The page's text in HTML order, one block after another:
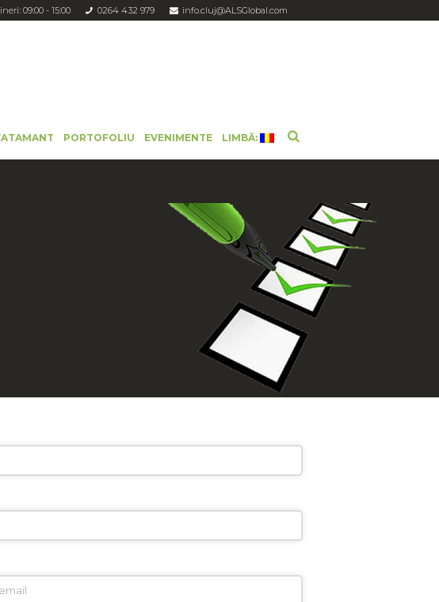
09:00 - 15:00 0264 432 979 info.cluj@ALSGlobal.com
PORTOFOLIU EVENIMENTE LIMBĂ: